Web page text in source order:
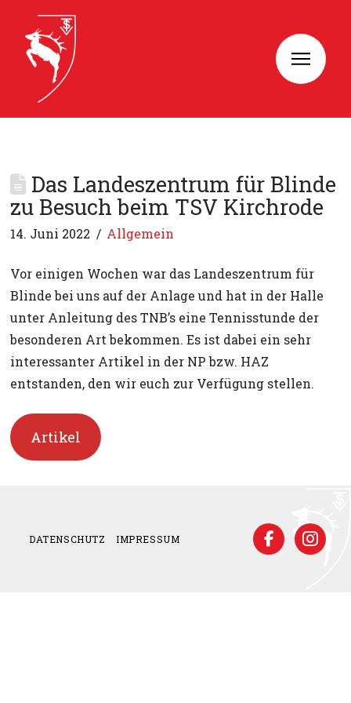
Das Landeszentrum für Blinde
zu Besuch beim TSV Kirchrode
14. Juni 2022 Allgemein
Vor einigen Wochen war das Landeszentrum für
Blinde bei uns auf der Anlage und hat in der Halle
unter Anleitung des TNB’s eine Tennisstunde der
besonderen Art bekommen. Es ist dabei ein sehr
interessanter Artikel in der NP bzw. HAZ
entstanden, den wir euch zur Verfügung stellen.
Artikel
DATENSCHUTZ IMPRESSUM